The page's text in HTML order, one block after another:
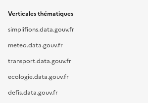
Verticales thématiques
simplifions.data.gouv.fr
meteo.data.gouv.fr
transport.data.gouv.fr
ecologie.data.gouv.fr
defis.data.gouv.fr